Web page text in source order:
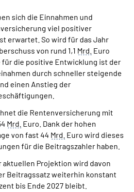
sich die Einnahmen und
viel positiver
erwartet. So wird für das Jahr
von rund 1,1 Mrd. Euro
für die positive Entwicklung ist der
durch schneller steigende
einen Anstieg der
die Rentenversicherung mit
Mrd. Euro. Dank der hohen
von fast 44 Mrd. Euro wird dieses
für die Beitragszahler haben.
aktuellen Projektion wird davon
Beitragssatz weiterhin konstant
bis Ende 2027 bleibt.